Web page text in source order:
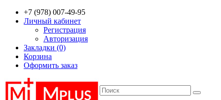
+7 (978) 007-49-95
Личный кабинет
Регистрация
Авторизация
Закладки (0)
Корзина
Оформить заказ